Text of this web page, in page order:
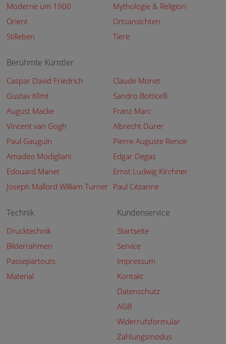
Moderne um 1900
Mythologie & Religion
Orient
Ortsansichten
Stilleben
Tiere
Berühmte Künstler
Caspar David Friedrich
Claude Monet
Gustav Klimt
Sandro Botticelli
August Macke
Franz Marc
Vincent van Gogh
Albrecht Dürer
Paul Gauguin
Pierre-Auguste Renoir
Amadeo Modigliani
Edgar Degas
Edouard Manet
Ernst Ludwig Kirchner
Joseph Mallord William Turner Paul Cézanne
Technik
Drucktechnik
Bilderrahmen
Passepartouts
Material
Kundenservice
Startseite
Service
Impressum
Kontakt
Datenschutz
AGB
Widerrufsformular
Zahlungsmodus